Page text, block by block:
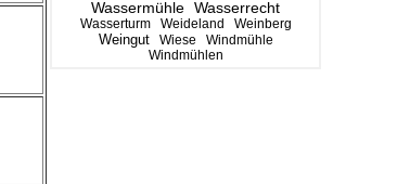
Wassermühle Wasserrecht
Wasserturm Weideland Weinberg
Weingut Wiese
Windmühle
Windmühlen